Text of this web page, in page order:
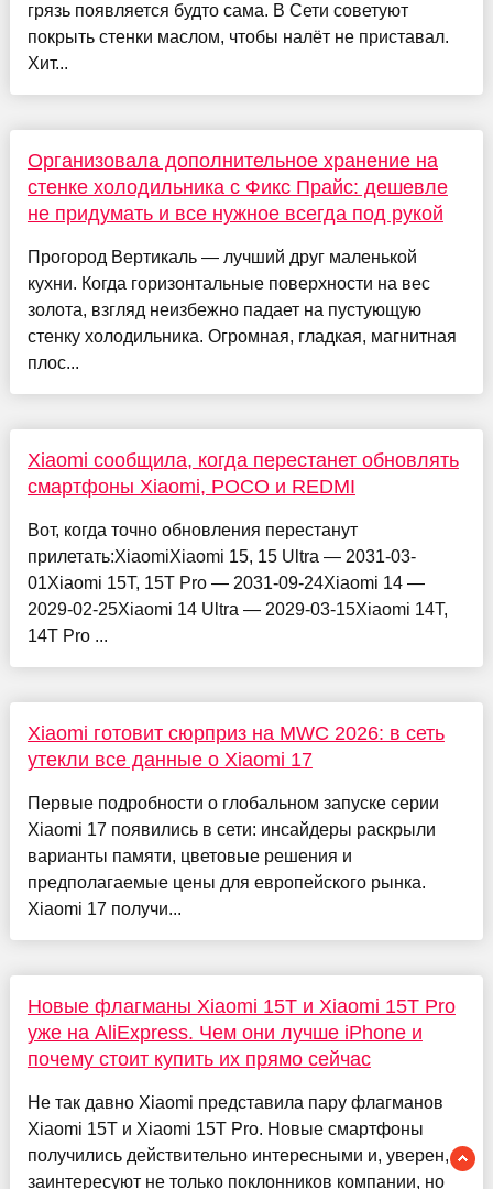
грязь появляется будто сама. В Сети советуют
покрыть стенки маслом, чтобы налёт не приставал.
Хит...
Организовала дополнительное хранение на
стенке холодильника с Фикс Прайс: дешевле
не придумать и все нужное всегда под рукой
Прогород Вертикаль — лучший друг маленькой
кухни. Когда горизонтальные поверхности на вес
золота, взгляд неизбежно падает на пустующую
стенку холодильника. Огромная, гладкая, магнитная
плос...
Xiaomi сообщила, когда перестанет обновлять
смартфоны Xiaomi, POCO и REDMI
Вот, когда точно обновления перестанут
прилетать:XiaomiXiaomi 15, 15 Ultra — 2031-03-
01Xiaomi 15T, 15T Pro — 2031-09-24Xiaomi 14 —
2029-02-25Xiaomi 14 Ultra — 2029-03-15Xiaomi 14T,
14T Pro ...
Xiaomi готовит сюрприз на MWC 2026: в сеть
утекли все данные о Xiaomi 17
Первые подробности о глобальном запуске серии
Xiaomi 17 появились в сети: инсайдеры раскрыли
варианты памяти, цветовые решения и
предполагаемые цены для европейского рынка.
Xiaomi 17 получи...
Новые флагманы Xiaomi 15T и Xiaomi 15T Pro
уже на AliExpress. Чем они лучше iPhone и
почему стоит купить их прямо сейчас
Не так давно Xiaomi представила пару флагманов
Xiaomi 15T и Xiaomi 15T Pro. Новые смартфоны
получились действительно интересными и, уверен,
заинтересуют не только поклонников компании, но